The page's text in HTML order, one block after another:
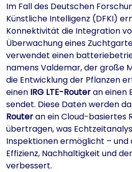
Im Fall des Deutschen
Künstliche Intelligenz (DFKI)
Konnektivität die Integration
Überwachung eines
verwendet einen
namens Valdemar, der große
die Entwicklung der Pflanzen
einen IRG LTE-Routeran einen
sendet. Diese Daten werden
Routeran ein Cloud-basiertes
übertragen, was
Inspektionen ermöglicht –
Effizienz, Nachhaltigkeit und
verbessert.